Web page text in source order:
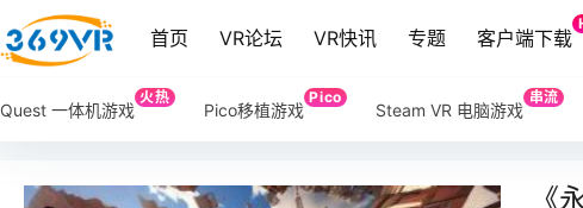
首页 VR论坛 VR快讯 专题 客户端下载
Quest 一体机游戏
火热
Pico移植游戏
Pico
Steam VR 电脑游戏
串流
《